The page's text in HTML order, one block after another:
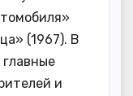
(1967). В
и